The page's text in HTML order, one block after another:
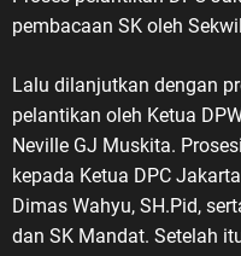
pembacaan SK oleh
Lalu dilanjutkan dengan
pelantikan oleh Ketua
Neville GJ Muskita.
kepada Ketua DPC
Dimas Wahyu, SH.Pid,
dan SK Mandat. Setelah